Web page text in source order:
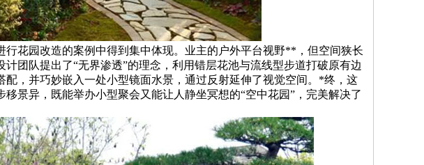
花园改造的案例中得到集中体现。业主的户外平台视野**，但空间狭长
团队提出了“无界渗透”的理念，利用错层花池与流线型步道打破原有边
，并巧妙嵌入一处小型镜面水景，通过反射延伸了视觉空间。*终，这
景异，既能举办小型聚会又能让人静坐冥想的“空中花园”，完美解决了